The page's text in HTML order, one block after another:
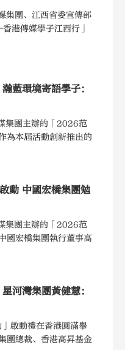
史性巨變。
集團、江西省委宣傳部
港傳媒學子江西行」
、總經理鄭勇男出席並
藍環境寄語學子：
集團主辦的「2026范
為本屆活動創新推出的
雲出席典禮，並代表集
動 中國宏橋集團勉
集團主辦的「2026范
國宏橋集團執行董事高
河灣集團黃健慧：
啟動禮在香港圓滿舉
團總裁、香港高昇基金